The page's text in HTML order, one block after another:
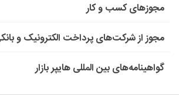
مجوزهای کسب و کار
مجوز از شرکت‌های پرداخت الکترونیک و
گواهینامه‌های بین المللی هایپر بازار